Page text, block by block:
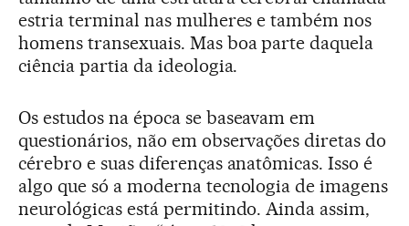
estria terminal nas mulheres e também nos
homens transexuais. Mas boa parte daquela
ciência partia da ideologia.
Os estudos na época se baseavam em
questionários, não em observações diretas do
cérebro e suas diferenças anatômicas. Isso é
algo que só a moderna tecnologia de imagens
neurológicas está permitindo. Ainda assim,